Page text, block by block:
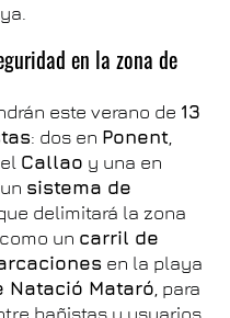
en la zona de
este verano de 13
: dos en Ponent
Callao y una en
sistema de
delimitará la zona
como un carril de
en la playa
Natació Mataró , para
bañistas y usuarios